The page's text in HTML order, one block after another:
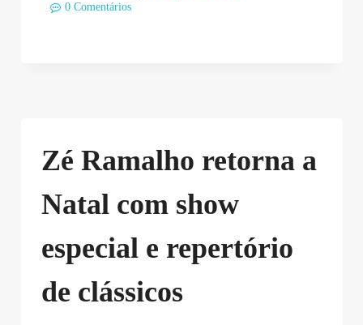
0 Comentários
Zé Ramalho retorna a
Natal com show
especial e repertório
de clássicos